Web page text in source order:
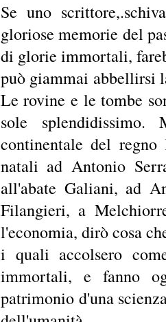
Se uno
gloriose memorie del
di glorie immortali,
può giammai abbellirsi
Le rovine e le tombe
sole
continentale del
natali ad Antonio
all'abate Galiani, ad
Filangieri, a
l'economia, dirò cosa
i quali accolsero
immortali, e fanno
patrimonio d'una